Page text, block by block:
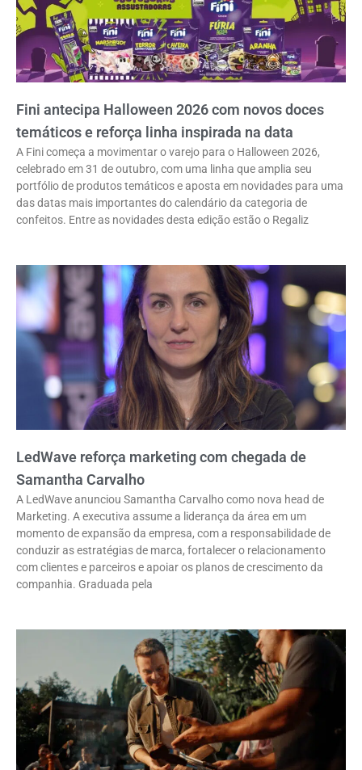
Fini antecipa Halloween 2026 com novos doces
temáticos e reforça linha inspirada na data
A Fini começa a movimentar o varejo para o Halloween 2026,
celebrado em 31 de outubro, com uma linha que amplia seu
portfólio de produtos temáticos e aposta em novidades para uma
das datas mais importantes do calendário da categoria de
confeitos. Entre as novidades desta edição estão o Regaliz
LedWave reforça marketing com chegada de
Samantha Carvalho
A LedWave anunciou Samantha Carvalho como nova head de
Marketing. A executiva assume a liderança da área em um
momento de expansão da empresa, com a responsabilidade de
conduzir as estratégias de marca, fortalecer o relacionamento
com clientes e parceiros e apoiar os planos de crescimento da
companhia. Graduada pela